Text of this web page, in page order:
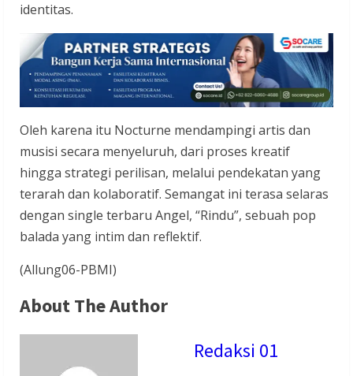
identitas.
Oleh karena itu Nocturne mendampingi artis dan
musisi secara menyeluruh, dari proses kreatif
hingga strategi perilisan, melalui pendekatan yang
terarah dan kolaboratif. Semangat ini terasa selaras
dengan single terbaru Angel, “Rindu”, sebuah pop
balada yang intim dan reflektif.
(Allung06-PBMI)
About The Author
Redaksi 01